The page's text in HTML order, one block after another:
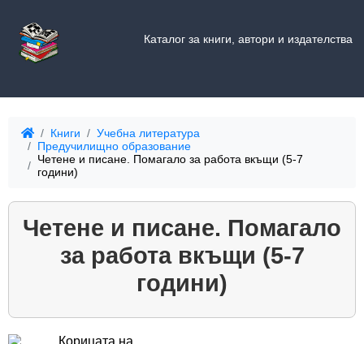
Каталог за книги, автори и издателства
Книги
Учебна литература
Предучилищно образование
Четене и писане. Помагало за работа вкъщи (5-7
години)
Четене и писане. Помагало
за работа вкъщи (5-7
години)